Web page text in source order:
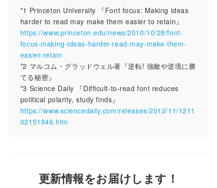
*1 Princeton University 『Font focus: Making ideas
harder to read may make them easier to retain』
https://www.princeton.edu/news/2010/10/28/font-
focus-making-ideas-harder-read-may-make-them-
easier-retain
*2 マルコム・グラッドウェル著『逆転! 強敵や逆境に勝
てる秘密』
*3 Science Daily 『Difficult-to-read font reduces
political polarity, study finds』
https://www.sciencedaily.com/releases/2012/11/1211
02151946.htm
更新情報をお届けします！